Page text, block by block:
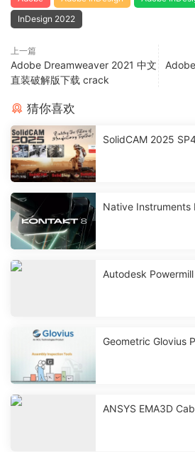
InDesign 2022
上一篇
Adobe Dreamweaver 2021 中文
直装破解版下载 crack
猜你喜欢
SolidCAM 2025
Native Instruments
Autodesk
Geometric Glovius
ANSYS EMA3D